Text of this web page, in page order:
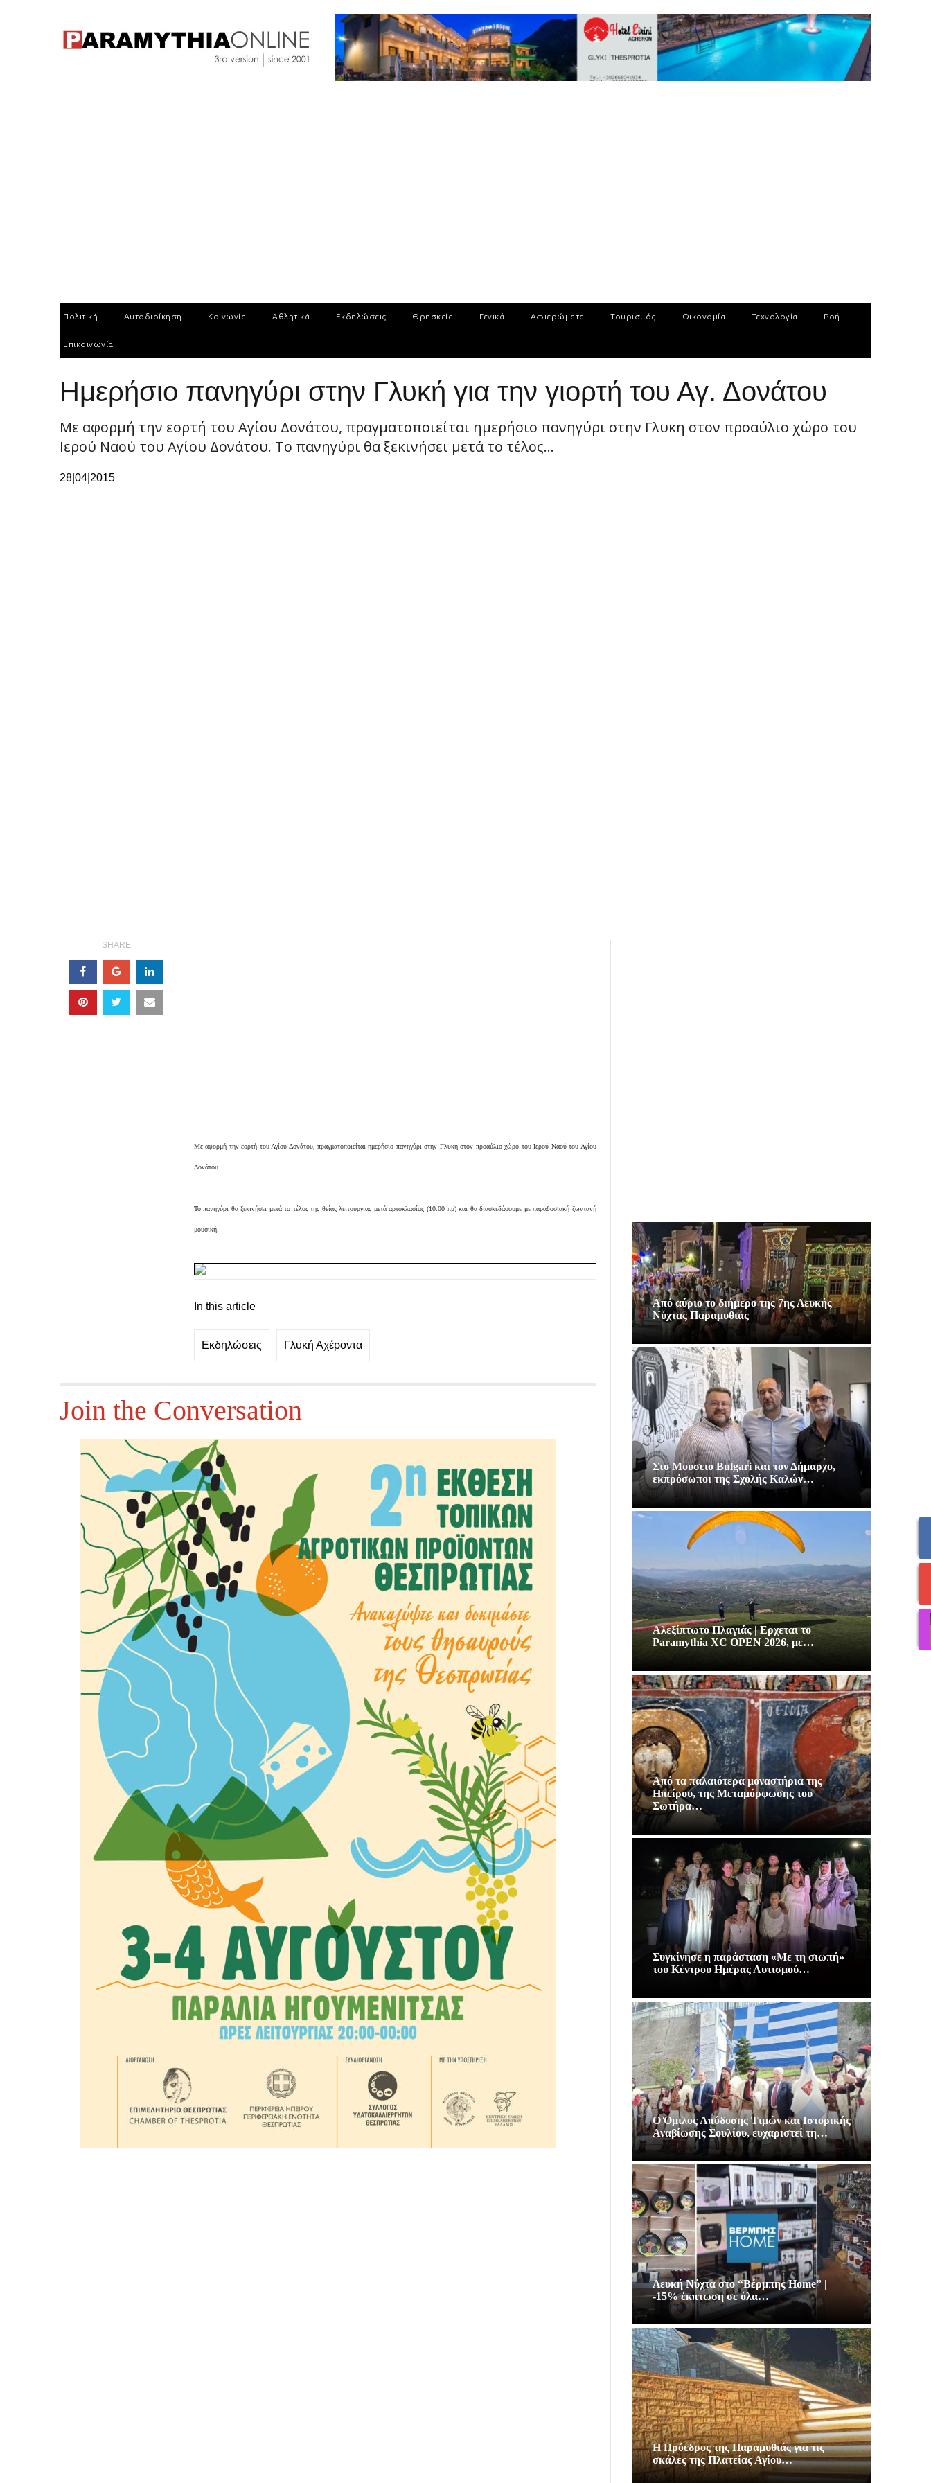
Πολιτική Αυτοδιοίκηση Κοινωνία Αθλητικά Εκδηλώσεις Θρησκεία Γενικά Αφιερώματα Τουρισμός Οικονομία Τεχνολογία Ροή
Επικοινωνία
Ημερήσιο πανηγύρι στην Γλυκή για την γιορτή του Αγ. Δονάτου
Με αφορμή την εορτή του Αγίου Δονάτου, πραγματοποιείται ημερήσιο πανηγύρι στην Γλυκη στον προαύλιο χώρο του
Ιερού Ναού του Αγίου Δονάτου. Το πανηγύρι θα ξεκινήσει μετά το τέλος...
28|04|2015
SHARE
Με αφορμή την εορτή του Αγίου Δονάτου, πραγματοποιείται ημερήσιο πανηγύρι στην Γλυκη στον προαύλιο χώρο του Ιερού Ναού του Αγίου
Δονάτου.
Το πανηγύρι θα ξεκινήσει μετά το τέλος της θείας λειτουργίας μετά αρτοκλασίας (10:00 πμ) και θα διασκεδάσουμε με παραδοσιακή ζωντανή
μουσική.
In this article
Εκδηλώσεις Γλυκή Αχέροντα
Join the Conversation
Από αύριο το διήμερο της 7ης Λευκής
Νύχτας Παραμυθιάς
Στο Μουσειο Bulgari και τον Δήμαρχο,
εκπρόσωποι της Σχολής Καλών…
Αλεξίπτωτο Πλαγιάς | Ερχεται το
Paramythia XC OPEN 2026, με…
Από τα παλαιότερα μοναστήρια της
Ηπείρου, της Μεταμόρφωσης του
Σωτήρα…
Συγκίνησε η παράσταση «Με τη σιωπή»
του Κέντρου Ημέρας Αυτισμού…
Ο Όμιλος Απόδοσης Τιμών και Ιστορικής
Αναβίωσης Σουλίου, ευχαριστεί τη…
Λευκή Νύχτα στο “Βέρμπης Home” |
-15% έκπτωση σε όλα…
Η Πρόεδρος της Παραμυθιάς για τις
σκάλες της Πλατείας Αγίου…